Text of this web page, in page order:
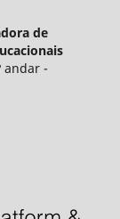
de
andar -